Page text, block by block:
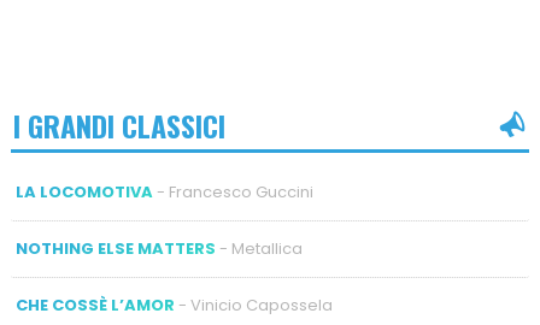
I GRANDI CLASSICI
LA LOCOMOTIVA- Francesco Guccini
NOTHING ELSE MATTERS - Metallica
CHE COSSÈ L’AMOR - Vinicio Capossela